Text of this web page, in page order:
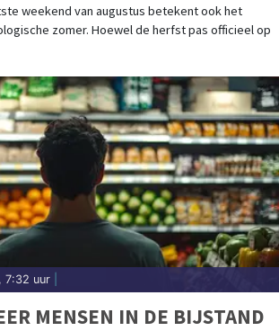
weekend van augustus betekent ook het
zomer. Hoewel de herfst pas officieel op
7:32 uur
MENSEN IN DE BIJSTAND